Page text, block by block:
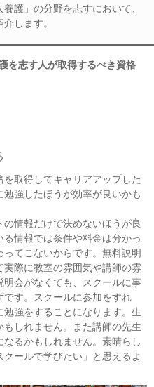
護」の分野を志すにおいて、
します。
を志す人が取得するべき資格
取得してキャリアアップした
強したほうが効率が良いかも
情報だけで決めないほうが良
情報では条件や料金は分かっ
てこないからです。無料説明
際に教室の雰囲気や講師の雰
会がなくても、スクールに事
す。スクールに参加をすれ
強をすることになります。生
しれません。また講師の先生
るかもしれません。素晴らし
ールで学びたい」と思えるよ